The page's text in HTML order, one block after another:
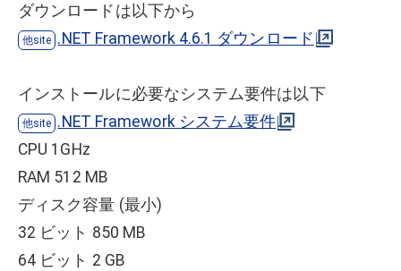
ダウンロードは以下から
.NET Framework 4.6.1 ダウンロード
インストールに必要なシステム要件は以下
.NET Framework システム要件
CPU 1GHz
RAM 512 MB
ディスク容量 (最小)
32 ビット 850 MB
64 ビット 2 GB